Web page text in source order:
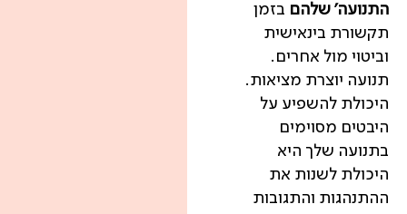
התנועה' שלהם בזמן
תקשורת בינאישית
וביטוי מול אחרים.
תנועה יוצרת מציאות.
היכולת להשפיע על
היבטים מסוימים
בתנועה שלך היא
היכולת לשנות את
ההתנהגות והתגובות